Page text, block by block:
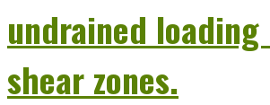
undrained
shear zones.